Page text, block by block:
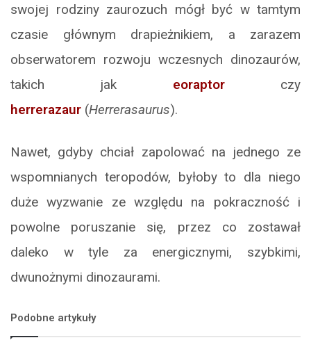
swojej rodziny zaurozuch mógł być w tamtym
czasie głównym drapieżnikiem, a zarazem
obserwatorem rozwoju wczesnych dinozaurów,
takich jak eoraptorczy
herrerazaur (Herrerasaurus).
Nawet, gdyby chciał zapolować na jednego ze
wspomnianych teropodów, byłoby to dla niego
duże wyzwanie ze względu na pokraczność i
powolne poruszanie się, przez co zostawał
daleko w tyle za energicznymi, szybkimi,
dwunożnymi dinozaurami.
Podobne artykuły